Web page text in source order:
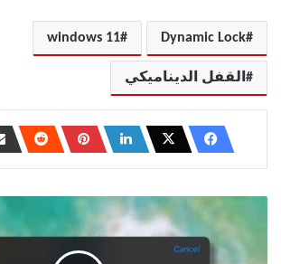
Dynamic Lock
windows 11
القفل الديناميكي